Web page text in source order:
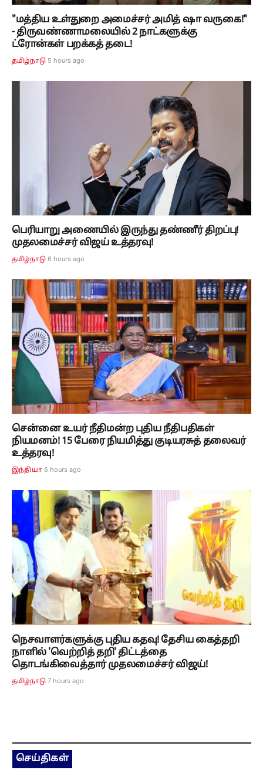
"மத்திய உள்துறை அமைச்சர் அமித் ஷா வருகை!"
- திருவண்ணாமலையில் 2 நாட்களுக்கு
ட்ரோன்கள் பறக்கத் தடை!
தமிழ்நாடு 5 hours ago
பெரியாறு அணையில் இருந்து தண்ணீர் திறப்பு!
முதலமைச்சர் விஜய் உத்தரவு!
தமிழ்நாடு 6 hours ago
சென்னை உயர் நீதிமன்ற புதிய நீதிபதிகள்
நியமனம்! 15 பேரை நியமித்து குடியரசுத் தலைவர்
உத்தரவு!
இந்தியா 6 hours ago
நெசவாளர்களுக்கு புதிய கதவு! தேசிய கைத்தறி
நாளில் 'வெற்றித் தறி' திட்டத்தை
தொடங்கிவைத்தார் முதலமைச்சர் விஜய்!
தமிழ்நாடு 7 hours ago
செய்திகள்